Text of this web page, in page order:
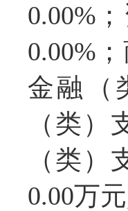
0.00%
0.00%
金融（
（类
（类
0.00万